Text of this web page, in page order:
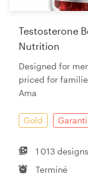
Testosterone
Nutrition
Designed for
priced for
Ama
Gold Garanti
1 013 designs
Terminé